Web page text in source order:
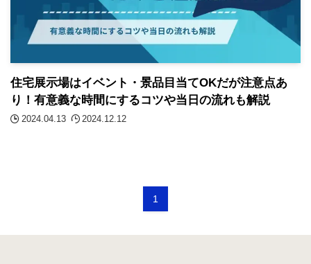
住宅展示場はイベント・景品目当てOKだが注意点あ
り！有意義な時間にするコツや当日の流れも解説
2024.04.13 2024.12.12
1